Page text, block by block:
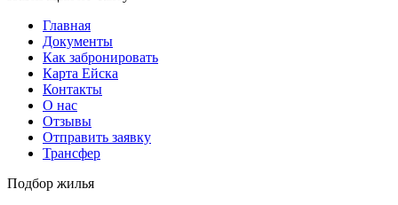
Главная
Документы
Как забронировать
Карта Ейска
Контакты
О нас
Отзывы
Отправить заявку
Трансфер
Подбор жилья